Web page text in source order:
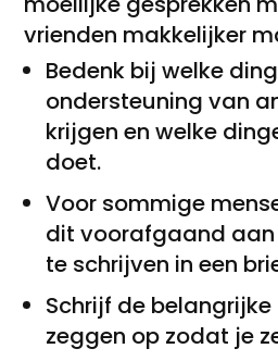
vrienden makkelijker
Bedenk bij welke
ondersteuning van
krijgen en welke
doet.
Voor sommige
dit voorafgaand aan
te schrijven in een
Schrijf de
zeggen op zodat je